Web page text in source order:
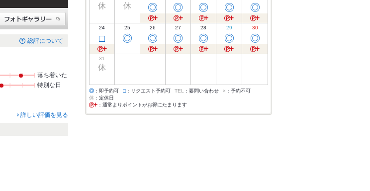
総評について
落ち着いた
特別な日
詳しい評価を見る
休 休 ◎ ◎ ◎ ◎ ◎
24
□
25
◎
26
◎
27
◎
28
◎
29
◎
30
◎
31
休
◎ ：即予約可 □ ：リクエスト予約可 TEL ：要問い合わせ × ：予約不可
休 ：定休日
：通常よりポイントがお得にたまります